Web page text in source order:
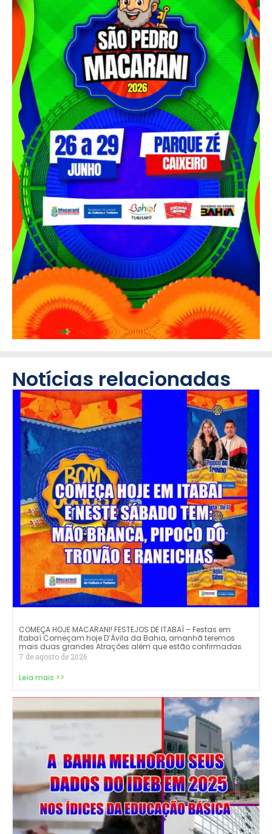
Notícias relacionadas
COMEÇA HOJE MACARANI! FESTEJOS DE ITABAÍ – Festas em
Itabaí Começam hoje D’Ávila da Bahia, amanhã teremos
mais duas grandes Atrações além que estão confirmadas.
7 de agosto de 2026
Leia mais >>